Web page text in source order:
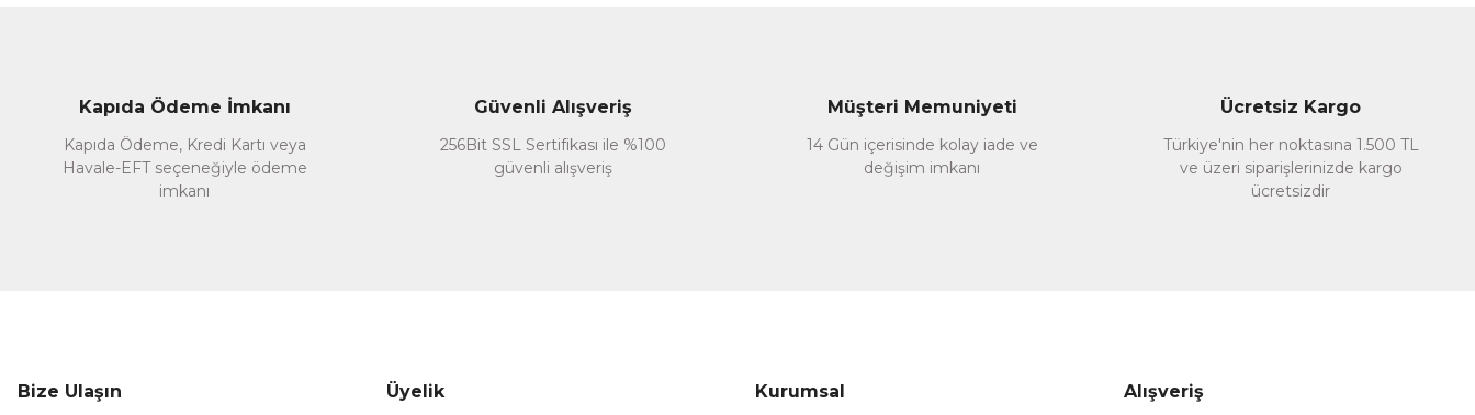
Arapça Dağıtım
Arapça Klasik Hikayeler Seti
Kapıda Ödeme İmkanı
Kapıda Ödeme, Kredi Kartı veya
Havale-EFT seçeneğiyle ödeme
imkanı
Güvenli Alışveriş
256Bit SSL Sertifikası ile %100
güvenli alışveriş
Müşteri Memuniyeti
14 Gün içerisinde kolay iade ve
değişim imkanı
Ücretsiz Kargo
Türkiye'nin her noktasına 1.500 TL
ve üzeri siparişlerinizde kargo
ücretsizdir
Bize Ulaşın Üyelik Kurumsal Alışveriş